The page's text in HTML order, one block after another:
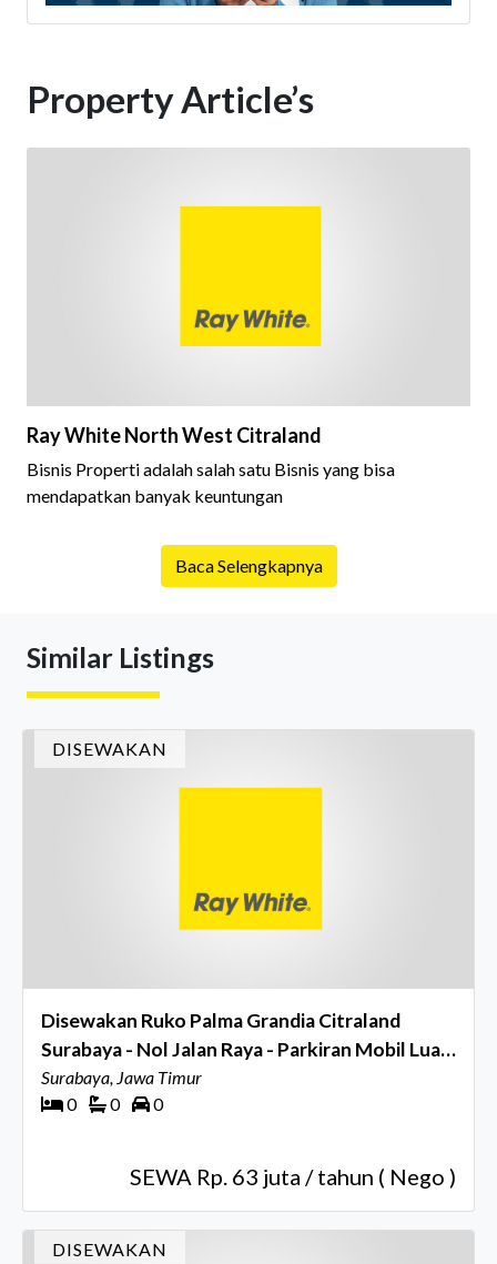
Property Article’s
Ray White North West Citraland
Bisnis Properti adalah salah satu Bisnis yang bisa
mendapatkan banyak keuntungan
Baca Selengkapnya
Similar Listings
DISEWAKAN
Disewakan Ruko Palma Grandia Citraland
Surabaya - Nol Jalan Raya - Parkiran Mobil Luas
Dekat Pelican Hill , Northwest Citraland,
Universitas Ciputra, Sekolah Citra Berkat
Surabaya, Jawa Timur
0
0 0
SEWA Rp. 63 juta / tahun ( Nego )
DISEWAKAN